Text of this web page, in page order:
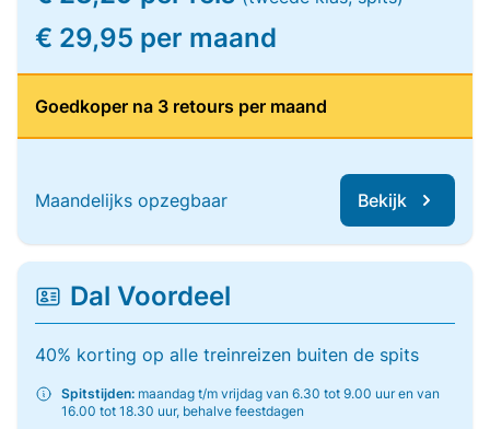
€ 29,95 per maand
Goedkoper na 3 retours per maand
Maandelijks opzegbaar Bekijk
Dal Voordeel
40% korting op alle treinreizen buiten de spits
Spitstijden: maandag t/m vrijdag van 6.30 tot 9.00 uur en van
16.00 tot 18.30 uur, behalve feestdagen